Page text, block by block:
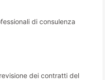
di consulenza
dei contratti del